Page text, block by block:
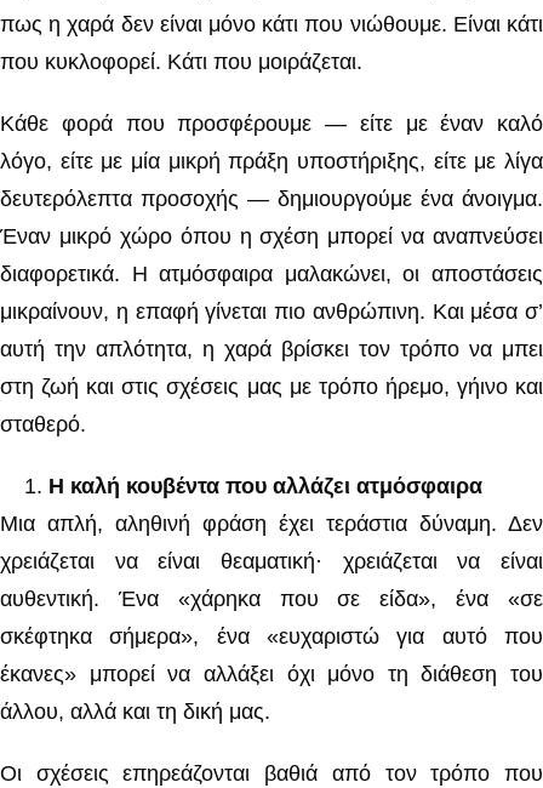
πως η χαρά δεν είναι μόνο κάτι που νιώθουμε. Είναι κάτι
που κυκλοφορεί. Κάτι που μοιράζεται.
Κάθε φορά που προσφέρουμε — είτε με έναν καλό
λόγο, είτε με μία μικρή πράξη υποστήριξης, είτε με λίγα
δευτερόλεπτα προσοχής — δημιουργούμε ένα άνοιγμα.
Έναν μικρό χώρο όπου η σχέση μπορεί να αναπνεύσει
διαφορετικά. Η ατμόσφαιρα μαλακώνει, οι αποστάσεις
μικραίνουν, η επαφή γίνεται πιο ανθρώπινη. Και μέσα σ’
αυτή την απλότητα, η χαρά βρίσκει τον τρόπο να μπει
στη ζωή και στις σχέσεις μας με τρόπο ήρεμο, γήινο και
σταθερό.
Η καλή κουβέντα που αλλάζει ατμόσφαιρα
Μια απλή, αληθινή φράση έχει τεράστια δύναμη. Δεν
χρειάζεται να είναι θεαματική· χρειάζεται να είναι
αυθεντική. Ένα «χάρηκα που σε είδα», ένα «σε
σκέφτηκα σήμερα», ένα «ευχαριστώ για αυτό που
έκανες» μπορεί να αλλάξει όχι μόνο τη διάθεση του
άλλου, αλλά και τη δική μας.
Οι σχέσεις επηρεάζονται βαθιά από τον τρόπο που